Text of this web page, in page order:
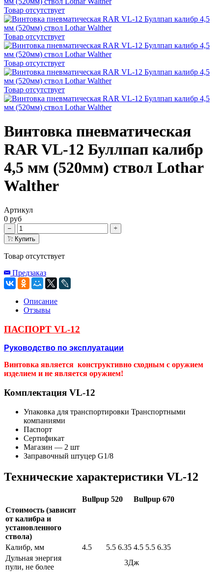
Товар отсутствует
Товар отсутствует
Товар отсутствует
Товар отсутствует
Винтовка пневматическая
RAR VL-12 Буллпап калибр
4,5 мм (520мм) ствол Lothar
Walther
Артикул
0 руб
Купить
Товар отсутствует
Предзаказ
Описание
Отзывы
ПАСПОРТ VL-12
Руководство по эксплуатации
Винтовка является конструктивно сходным с оружием
изделием и не является оружием!
Комплектация VL-12
Упаковка для транспортировки Транспортными
компаниями
Паспорт
Сертификат
Магазин — 2 шт
Заправочный штуцер G1/8
Технические характеристики VL-12
Bullpup 520
Bullpup 670
Стоимость (зависит
от калибра и
установленного
ствола)
Калибр, мм
4.5 5.5 6.35 4.5 5.5 6.35
Дульная энергия
пули, не более
3Дж